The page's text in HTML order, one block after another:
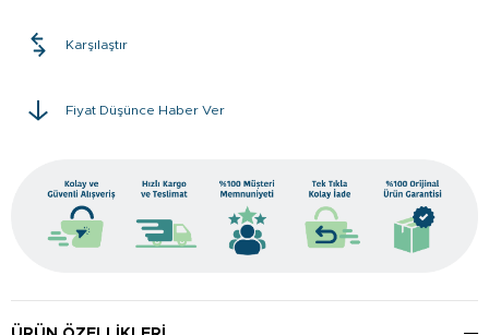
Karşılaştır
Fiyat Düşünce Haber Ver